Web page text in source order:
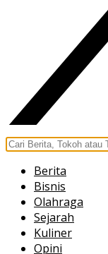
Berita
Bisnis
Olahraga
Sejarah
Kuliner
Opini